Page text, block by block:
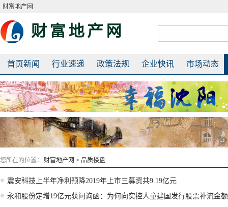
财富地产网
首页新闻 行业速递 政策法规 企业快讯 市场动态
您所在的位置： 财富地产网 > 品质楼盘
震安科技上半年净利预降2019年上市三募资共9.19亿元
永和股份定增19亿元获问询函：为何向实控人童建国发行股票补流金